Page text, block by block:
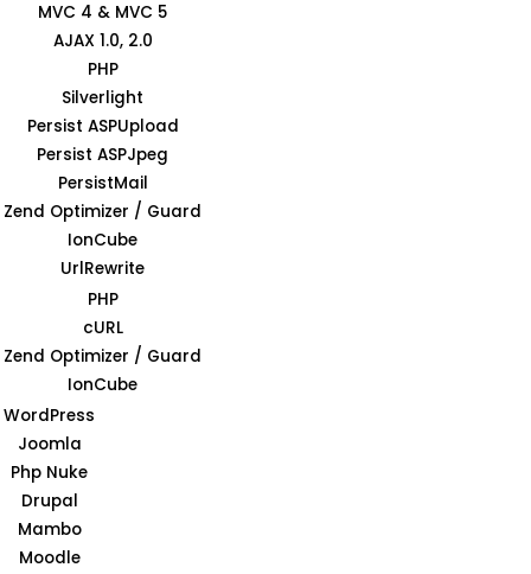
MVC 4 & MVC 5
AJAX 1.0, 2.0
PHP
Silverlight
Persist ASPUpload
Persist ASPJpeg
PersistMail
Zend Optimizer / Guard
IonCube
UrlRewrite
PHP
cURL
Zend Optimizer / Guard
IonCube
WordPress
Joomla
Php Nuke
Drupal
Mambo
Moodle